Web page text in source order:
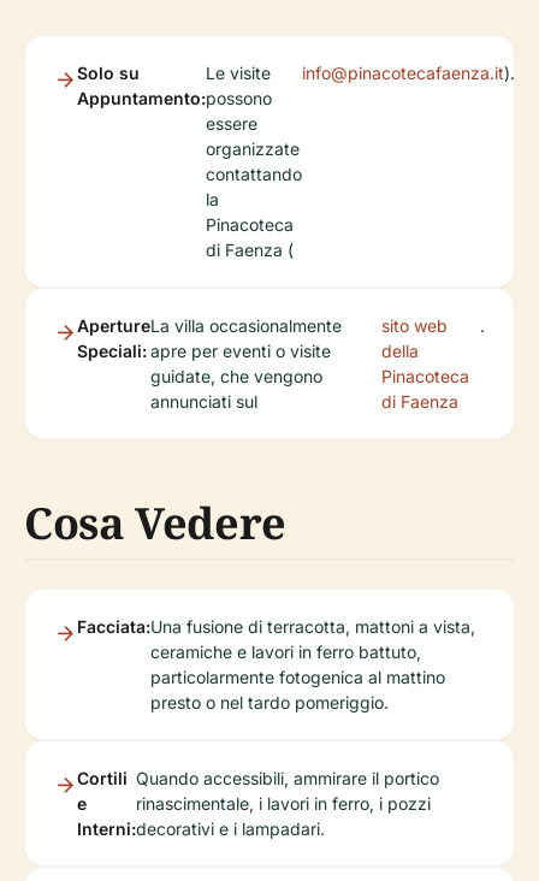
Solo su
Appuntamento:
Le visite
possono
essere
organizzate
contattando
la
Pinacoteca
di Faenza (
info@pinacotecafaenza.it).
Aperture
Speciali:
La villa occasionalmente
apre per eventi o visite
guidate, che vengono
annunciati sul
sito web
della
Pinacoteca
di Faenza
.
Cosa Vedere
Facciata:Una fusione di terracotta, mattoni a vista,
ceramiche e lavori in ferro battuto,
particolarmente fotogenica al mattino
presto o nel tardo pomeriggio.
Cortili
e
Interni:
Quando accessibili, ammirare il portico
rinascimentale, i lavori in ferro, i pozzi
decorativi e i lampadari.